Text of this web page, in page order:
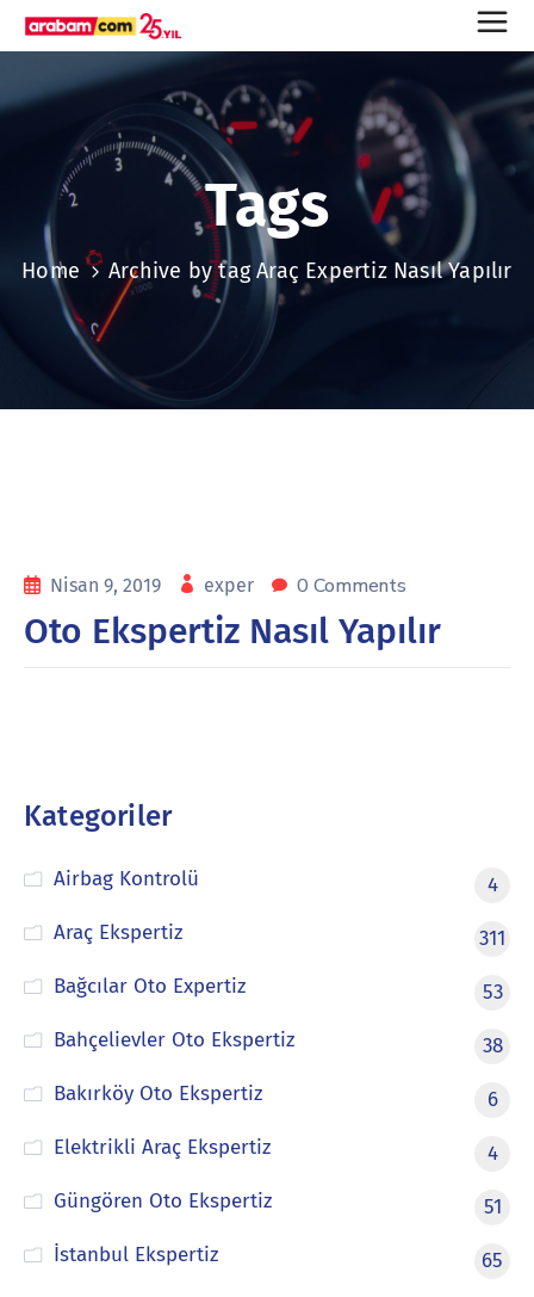
Tags
Home Archive by tag Araç Expertiz Nasıl Yapılır
Nisan 9, 2019 exper 0 Comments
Oto Ekspertiz Nasıl Yapılır
Kategoriler
Airbag Kontrolü
4
Araç Ekspertiz
311
Bağcılar Oto Expertiz
53
Bahçelievler Oto Ekspertiz
38
Bakırköy Oto Ekspertiz
6
Elektrikli Araç Ekspertiz
4
Güngören Oto Ekspertiz
51
İstanbul Ekspertiz
65